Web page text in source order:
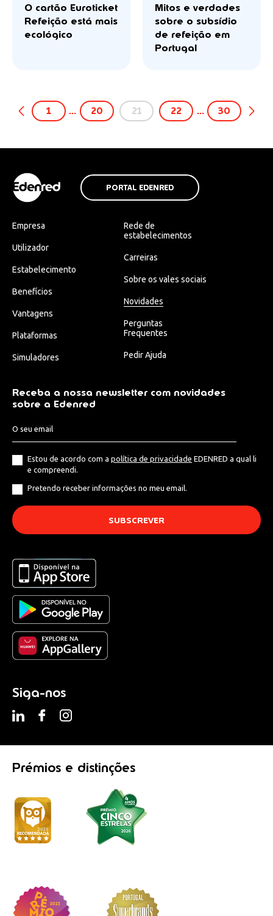
O cartão Euroticket
Refeição está mais
ecológico
Mitos e verdades
sobre o subsídio
de refeição em
Portugal
1 … 20 21 22 … 30
PORTAL EDENRED
Empresa
Utilizador
Estabelecimento
Benefícios
Vantagens
Plataformas
Simuladores
Rede de
estabelecimentos
Carreiras
Sobre os vales sociais
Novidades
Perguntas
Frequentes
Pedir Ajuda
Receba a nossa newsletter com novidades
sobre a Edenred
Estou de acordo com a política de privacidade EDENRED a qual li
e compreendi.
Pretendo receber informações no meu email.
Siga-nos
Prémios e distinções